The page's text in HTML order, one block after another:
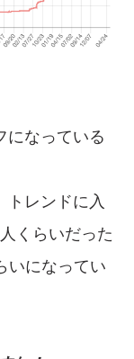
になっている
トレンドに入
くらいだった
いになってい